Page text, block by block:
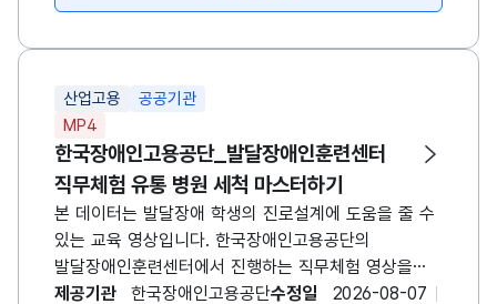
취업준비체크리스트/직업기능스크리닝검사/KEAD
장애청소년 진로성숙도검사/장애인용 중장년
직업역량검사
산업고용
공공기관
MP4
한국장애인고용공단_발달장애인훈련센터
직무체험 유통 병원 세척 마스터하기
본 데이터는 발달장애 학생의 진로설계에 도움을 줄 수
있는 교육 영상입니다. 한국장애인고용공단의
발달장애인훈련센터에서 진행하는 직무체험 영상을
제공합니다. 유통, 병원, 세척 근무를 위해 어떤 업무를
제공기관 한국장애인고용공단수정일
2026-08-07